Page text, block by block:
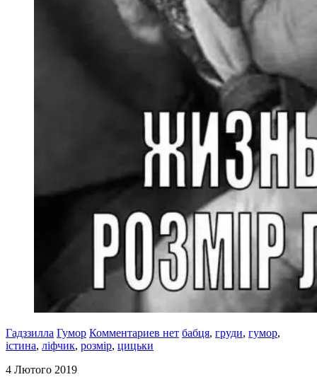
Гадззилла Гумор Комментариев нет бабця, груди, гумор,
істина, ліфчик, розмір, цицьки
4 Лютого 2019